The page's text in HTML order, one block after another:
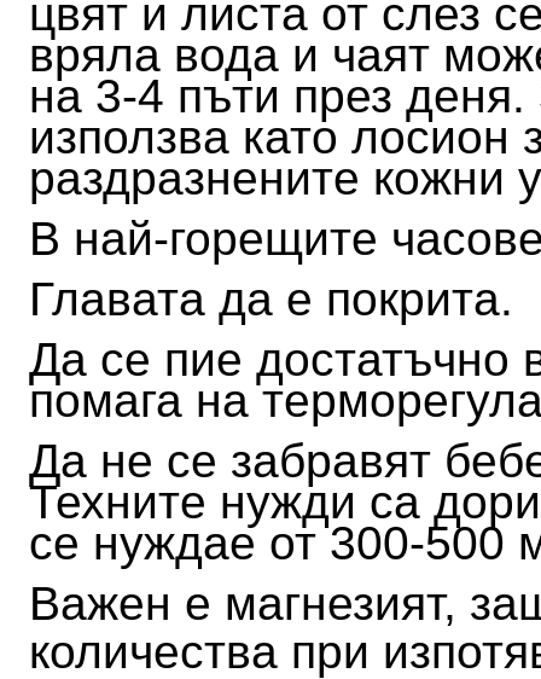
цвят и листа от слез
вряла вода и чаят
на 3-4 пъти през
използва като лосион
раздразнените кожни
В най-горещите
Главата да е покрита.
Да се пие достатъчно
помага на
Да не се забравят
Техните нужди са
се нуждае от 300-500
Важен е магнезият,
количества при